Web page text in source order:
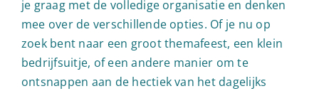
je graag met de volledige organisatie en denken
mee over de verschillende opties. Of je nu op
zoek bent naar een groot themafeest, een klein
bedrijfsuitje, of een andere manier om te
ontsnappen aan de hectiek van het dagelijks